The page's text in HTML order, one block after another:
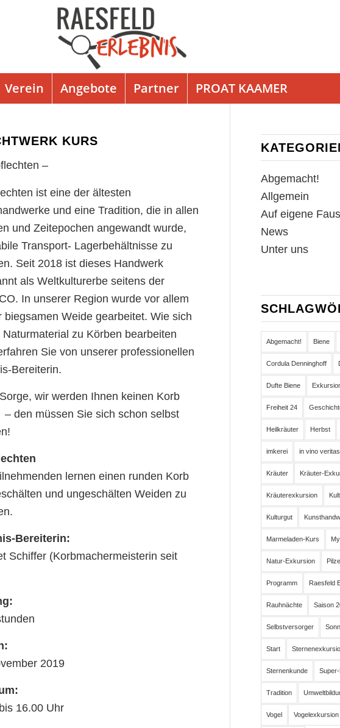
Verein Angebote Partner PROAT KAAMER
KURS
–
ist eine der ältesten
und eine Tradition, die in allen
und Zeitepochen angewandt wurde,
Transport- Lagerbehältnisse zu
Seit 2018 ist dieses Handwerk
als Weltkulturerbe seitens der
In unserer Region wurde vor allem
biegsamen Weide gearbeitet. Wie sich
Naturmaterial zu Körben bearbeiten
Sie von unserer professionellen
Bereiterin.
wir werden Ihnen keinen Korb
den müssen Sie sich schon selbst
lernen einen runden Korb
und ungeschälten Weiden zu
Bereiterin:
Schiffer (Korbmachermeisterin seit
2019
16.00 Uhr
Abgemacht!
Allgemein
Auf eigene
News
Unter uns
Abgemacht! Biene
Cordula Denninghoff
Dufte Biene
Freiheit 24
Heilkräuter Herbst
imkerei in vino veritas
Kräuter Kräuter-
Kräuterexkursion
Kulturgut
Marmeladen-Kurs
Natur-Exkursion
Programm Raesfeld
Rauhnächte Saison
Selbstversorger
Start
Sternenkunde
Tradition
Vogel Vogelexkursion